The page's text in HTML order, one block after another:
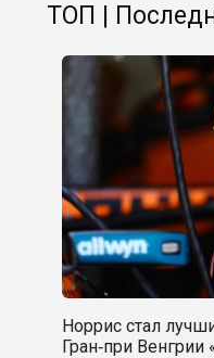
ТОП |
Норрис стал
Гран‑при